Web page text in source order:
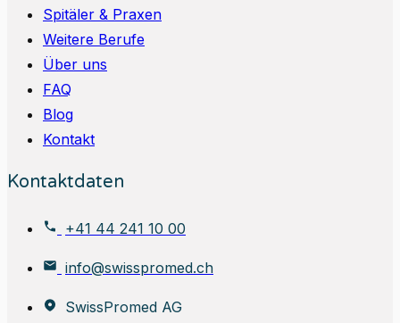
Spitäler & Praxen
Weitere Berufe
Über uns
FAQ
Blog
Kontakt
Kontaktdaten
+41 44 241 10 00
info@swisspromed.ch
SwissPromed AG